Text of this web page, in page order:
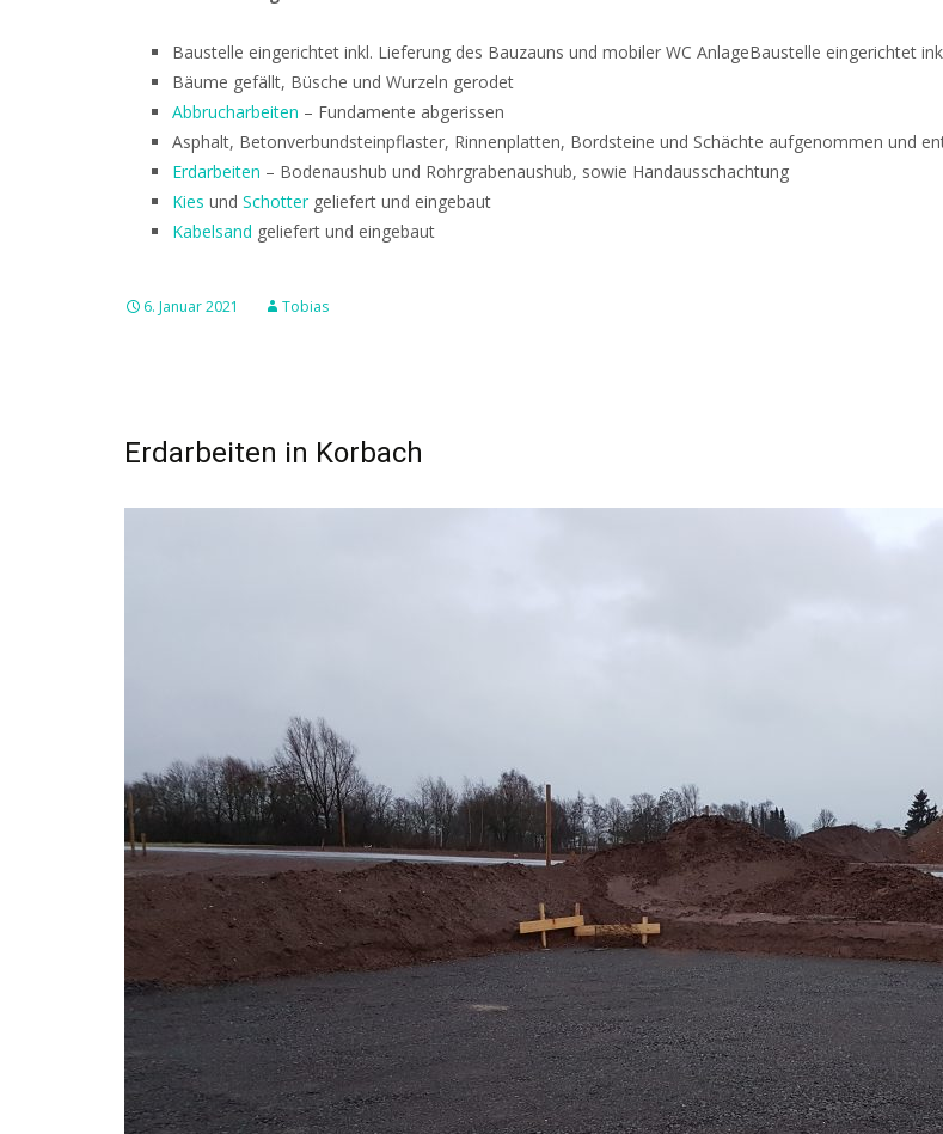
Baustelle eingerichtet inkl. Lieferung des Bauzauns und mobiler WC AnlageBaustelle eingerichtet
Bäume gefällt, Büsche und Wurzeln gerodet
Abbrucharbeiten – Fundamente abgerissen
Asphalt, Betonverbundsteinpflaster, Rinnenplatten, Bordsteine und Schächte aufgenommen und
Erdarbeiten – Bodenaushub und Rohrgrabenaushub, sowie Handausschachtung
Kies und Schottergeliefert und eingebaut
Kabelsand geliefert und eingebaut
6. Januar 2021 Tobias
Erdarbeiten in Korbach